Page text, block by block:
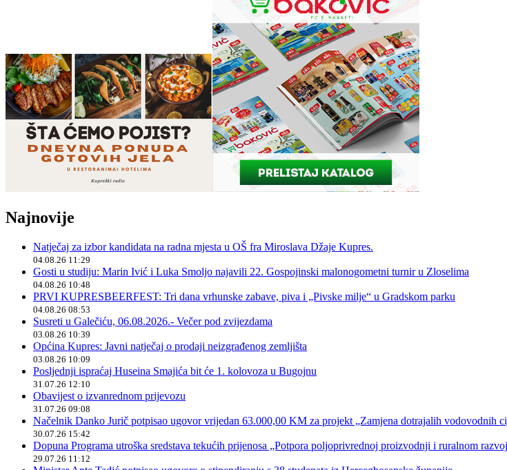
Najnovije
Natječaj za izbor kandidata na radna mjesta u OŠ fra Miroslava Džaje Kupres.
04.08.26 11:29
Gosti u studiju: Marin Ivić i Luka Smoljo najavili 22. Gospojinski malonogometni turnir u Zloselima
04.08.26 10:48
PRVI KUPRESBEERFEST: Tri dana vrhunske zabave, piva i „Pivske milje“ u Gradskom parku
04.08.26 08:53
Susreti u Galečiću, 06.08.2026.- Večer pod zvijezdama
03.08.26 10:39
Općina Kupres: Javni natječaj o prodaji neizgrađenog zemljišta
03.08.26 10:09
Posljednji ispraćaj Huseina Smajića bit će 1. kolovoza u Bugojnu
31.07.26 12:10
Obavijest o izvanrednom prijevozu
31.07.26 09:08
Načelnik Danko Jurič potpisao ugovor vrijedan 63.000,00 KM za projekt „Zamjena dotrajalih vodovodnih
30.07.26 15:42
Dopuna Programa utroška sredstava tekućih prijenosa „Potpora poljoprivrednoj proizvodnji i ruralnom
29.07.26 11:12